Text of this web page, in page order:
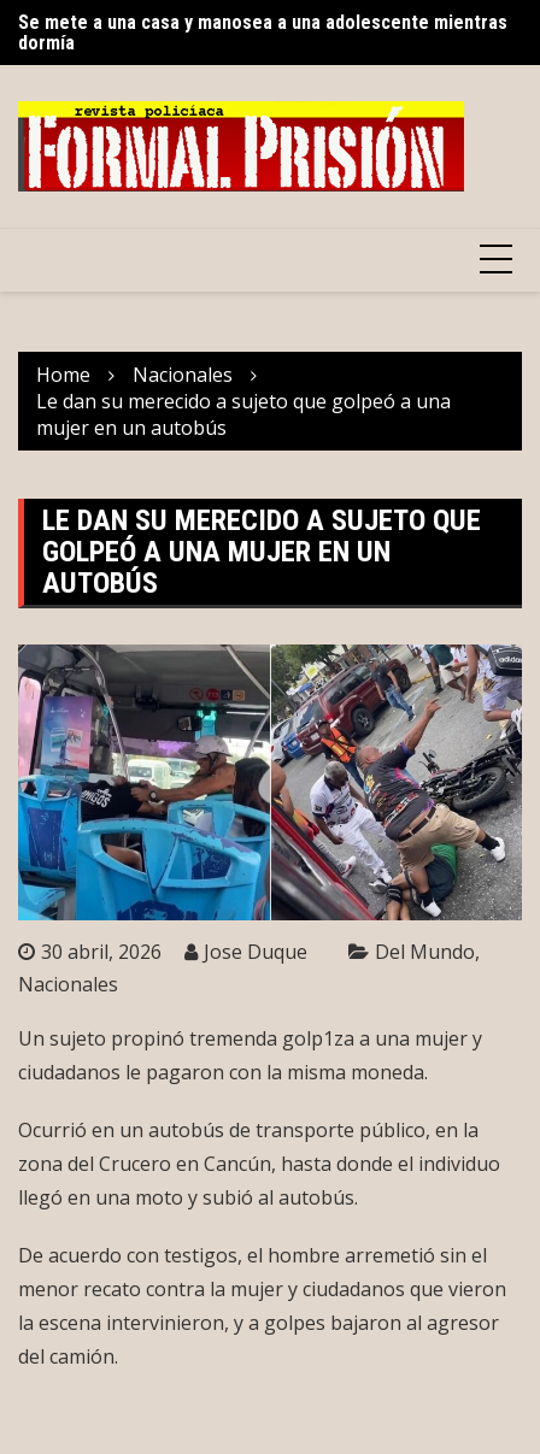
Skip
content
Se mete a una casa y manosea a una adolescente mientras
dormía
Gobierno del Renacimiento Maya facilitará traslados
Home
Nacionales
Le dan su merecido a sujeto que golpeó a una
mujer en un autobús
LE DAN SU MERECIDO A SUJETO QUE
GOLPEÓ A UNA MUJER EN UN
AUTOBÚS
30 abril, 2026 Jose Duque
Del Mundo
Nacionales
Un sujeto propinó tremenda golp1za a una mujer y
ciudadanos le pagaron con la misma moneda.
Ocurrió en un autobús de transporte público, en la
zona del Crucero en Cancún, hasta donde el individuo
llegó en una moto y subió al autobús.
De acuerdo con testigos, el hombre arremetió sin el
menor recato contra la mujer y ciudadanos que vieron
la escena intervinieron, y a golpes bajaron al agresor
del camión.